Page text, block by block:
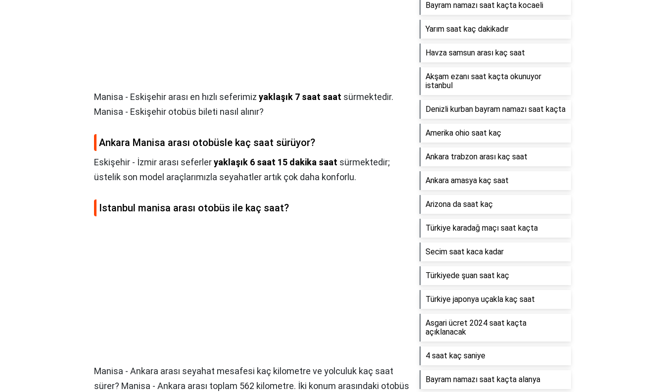
Manisa - Eskişehir arası en hızlı seferimiz yaklaşık 7 saat saat sürmektedir.
Manisa - Eskişehir otobüs bileti nasıl alınır?
Ankara Manisa arası otobüsle kaç saat sürüyor?
Eskişehir - İzmir arası seferleryaklaşık 6 saat 15 dakika saat sürmektedir;
üstelik son model araçlarımızla seyahatler artık çok daha konforlu.
Istanbul manisa arası otobüs ile kaç saat?
Manisa - Ankara arası seyahat mesafesi kaç kilometre ve yolculuk kaç saat
sürer? Manisa - Ankara arası toplam 562 kilometre. İki konum arasındaki otobüs
Bayram namazı saat kaçta kocaeli
Yarım saat kaç dakikadır
Havza samsun arası kaç saat
Akşam ezanı saat kaçta okunuyor
istanbul
Denizli kurban bayram namazı saat kaçta
Amerika ohio saat kaç
Ankara trabzon arası kaç saat
Ankara amasya kaç saat
Arizona da saat kaç
Türkiye karadağ maçı saat kaçta
Secim saat kaca kadar
Türkiyede şuan saat kaç
Türkiye japonya uçakla kaç saat
Asgari ücret 2024 saat kaçta
açıklanacak
4 saat kaç saniye
Bayram namazı saat kaçta alanya